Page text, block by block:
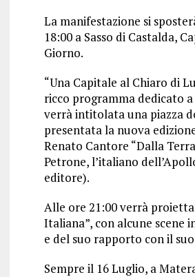
La manifestazione si
18:00 a Sasso di Castalda,
Giorno.
“Una Capitale al Chiaro di
ricco programma dedicato
verrà intitolata una piazza
presentata la nuova
Renato Cantore “Dalla
Petrone, l’italiano
editore).
Alle ore 21:00 verrà
Italiana”, con alcune scene
e del suo rapporto con il suo
Sempre il 16 Luglio, a